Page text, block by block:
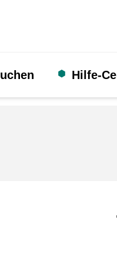
Hilfe-